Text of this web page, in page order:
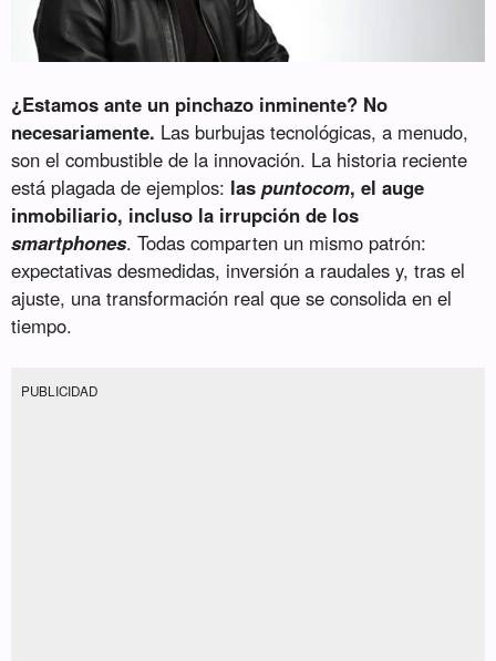
¿Estamos ante un pinchazo inminente? No
necesariamente. Las burbujas tecnológicas, a menudo,
son el combustible de la innovación. La historia reciente
está plagada de ejemplos: laspuntocom, el auge
inmobiliario, incluso la irrupción de los
smartphones. Todas comparten un mismo patrón:
expectativas desmedidas, inversión a raudales y, tras el
ajuste, una transformación real que se consolida en el
tiempo.
PUBLICIDAD